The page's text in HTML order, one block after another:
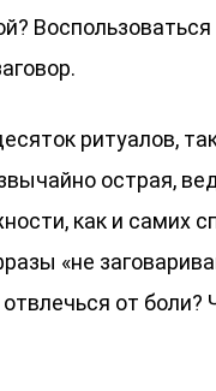
ритуалов,
острая,
как и самих
«не
от боли?